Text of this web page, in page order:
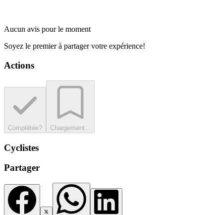
Aucun avis pour le moment
Soyez le premier à partager votre expérience!
Actions
Complétée? Chargement...
Cyclistes
Partager